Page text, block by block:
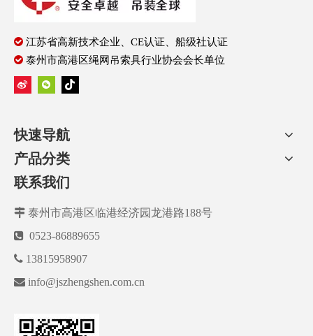
 江苏省高新技术企业、CE认证、船级社认证
 泰州市高港区绳网吊索具行业协会会长单位
快速导航
产品分类
联系我们
 泰州市高港区临港经济园龙港路188号
 0523-86889655
 13815958907
 info@jszhengshen.com.cn